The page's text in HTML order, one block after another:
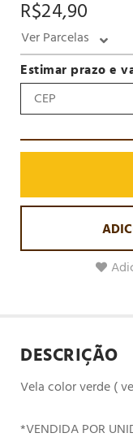
R$24,90
Ver Parcelas
Estimar prazo e
DESCRIÇÃO
Vela color verde (
*VENDIDA POR